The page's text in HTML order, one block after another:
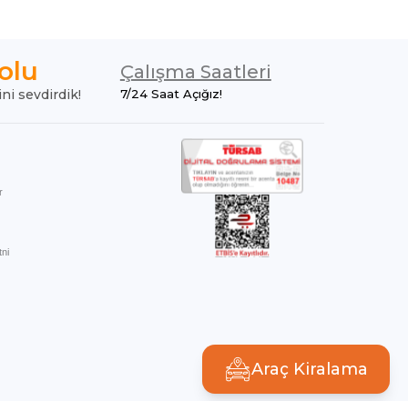
sevdirdik!
Çalışma Saatleri
7/24 Saat Açığız!
Araç Kiralama